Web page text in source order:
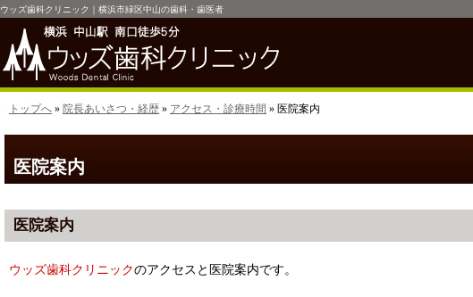
医院案内
ウッズ歯科クリニック｜横浜市緑区中山の歯科・歯医者
トップへ » 院長あいさつ・経歴 » アクセス・診療時間 » 医院案内
医院案内
ウッズ歯科クリニックのアクセスと医院案内です。